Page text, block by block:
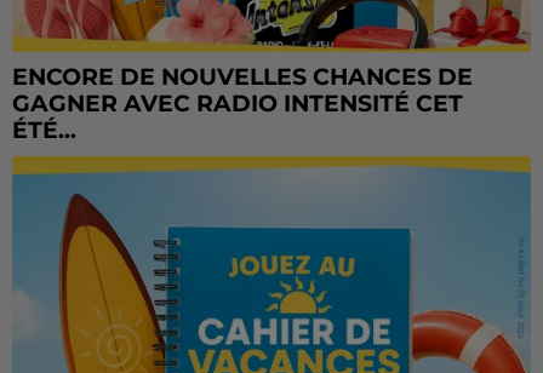
ENCORE DE NOUVELLES CHANCES DE
GAGNER AVEC RADIO INTENSITÉ CET
ÉTÉ...